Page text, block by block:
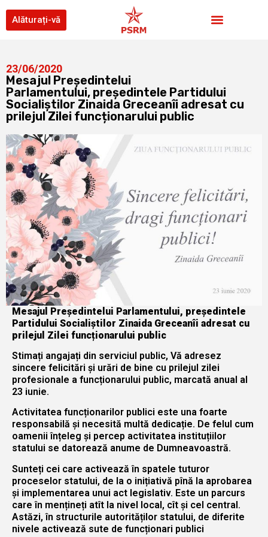
Alăturați-vă
23/06/2020
Mesajul Președintelui
Parlamentului, președintele Partidului
Socialiștilor Zinaida Greceanîi adresat cu
prilejul Zilei funcționarului public
Mesajul Președintelui Parlamentului, președintele
Partidului Socialiștilor Zinaida Greceanîi adresat cu
prilejul Zilei funcționarului public
Stimați angajați din serviciul public, Vă adresez
sincere felicitări și urări de bine cu prilejul zilei
profesionale a funcționarului public, marcată anual al
23 iunie.
Activitatea funcționarilor publici este una foarte
responsabilă și necesită multă dedicație. De felul cum
oamenii înțeleg și percep activitatea instituțiilor
statului se datorează anume de Dumneavoastră.
Sunteți cei care activează în spatele tuturor
proceselor statului, de la o inițiativă pînă la aprobarea
și implementarea unui act legislativ. Este un parcurs
care în mențineți atît la nivel local, cît și cel central.
Astăzi, în structurile autorităților statului, de diferite
nivele activează sute de funcționari publici